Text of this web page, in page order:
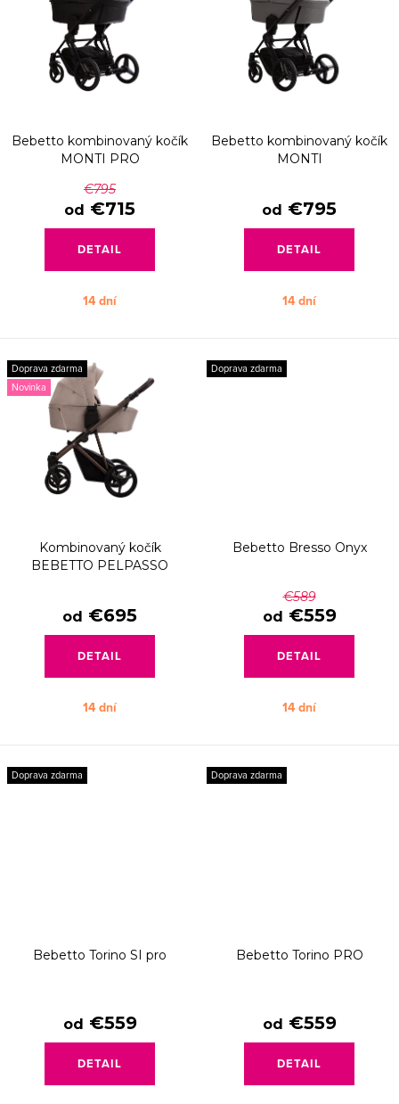
d
Abecedne
o
Bebetto kombinovaný kočík
MONTI PRO
€795
od €715
DETAIL
14 dní
Bebetto kombinovaný kočík
MONTI
od €795
DETAIL
14 dní
Doprava zdarma
Novinka
Kombinovaný kočík
BEBETTO PELPASSO
od €695
DETAIL
14 dní
Doprava zdarma
Bebetto Bresso Onyx
€589
od €559
DETAIL
14 dní
Doprava zdarma
Bebetto Torino SI pro
od €559
DETAIL
Doprava zdarma
Bebetto Torino PRO
od €559
DETAIL